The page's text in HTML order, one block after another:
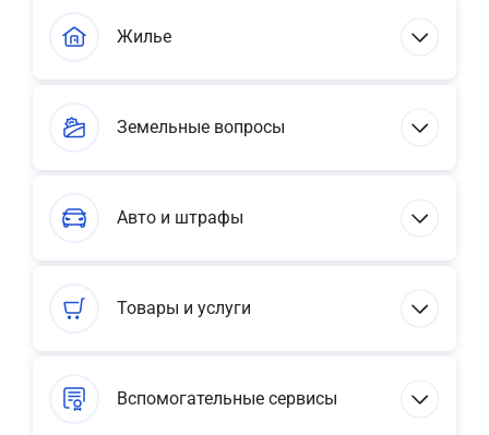
Жилье
Земельные вопросы
Авто и штрафы
Товары и услуги
Вспомогательные сервисы